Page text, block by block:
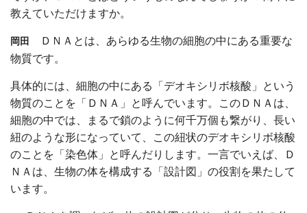
教えていただけますか。
岡田
ＤＮＡとは、あらゆる生物の細胞の中にある重要な
物質です。
具体的には、細胞の中にある「デオキシリボ核酸」という
物質のことを「ＤＮＡ」と呼んでいます。このＤＮＡは、
細胞の中では、まるで鎖のように何千万個も繋がり、長い
紐のような形になっていて、この紐状のデオキシリボ核酸
のことを「染色体」と呼んだりします。一言でいえば、Ｄ
ＮＡは、生物の体を構成する「設計図」の役割を果たして
います。